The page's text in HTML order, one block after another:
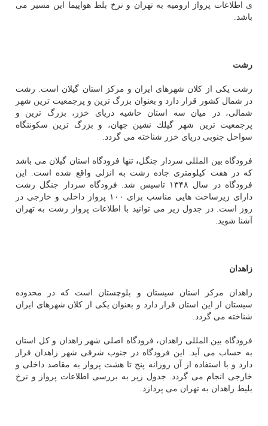
ی اطلاعات پرواز ارومیه به تهران و نرخ بلط هواپیما این مسیر می
باشد.
رشت
رشت یكی از كلان شهرهای ایران و مركز استان گیلان است. رشت
در شمال كشور قرار دارد و بعنوان بزرگ ترین و پرجمعیت ترین شهر
شمالی، در میان سه استان حاشیه دریای خزر، بزرگ ترین و
پرجمعیت ترین شهر گیلك نشین جهان، و بزرگ ترین سكونتگاه
سواحل جنوبی دریای خزر شناخته می گردد.
فرودگاه بین المللی سردار جنگل،تنها فرودگاه استان گیلان می باشد
كه در هفت كیلومتری جاده رشت به انزلی واقع شده است. این
فرودگاه در سال ۱۳۴۸ تاسیس شد. فرودگاه سردار جنگل رشت
دارای زیرساخت هایی مناسب برای ۱۰۰ پرواز داخلی و خارجی در
روز است. در جدول زیر می توانید با اطلاعات پرواز رشت به تهران
آشنا شوید.
زاهدان
زاهدان مركز استان سیستان و بلوچستان است كه در محدوده
سیستان از این استان قرار دارد و بعنوان یكی از كلان شهرهای ایران
شناخته می گردد.
فرودگاه بین المللی زاهدان، فرودگاه اصلی شهر زاهدان و كل استان
به حساب می آید. این فرودگاه در جنوب شرقی شهر زاهدان قرار
دارد و با استفاده از آن روزانه پنج تا هشت پرواز به مقاصد داخلی و
خارجی انجام می گردد. جدول زیر به بررسی اطلاعات پرواز و نرخ
بلیط زاهدان به تهران می پردازد.